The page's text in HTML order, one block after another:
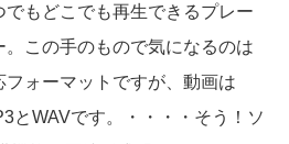
でもどこでも再生できるプレー
。この手のもので気になるのは
フォーマットですが、動画は
とWAVです。・・・・そう！ソ